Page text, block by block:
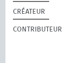
CRÉATEUR
CONTRIBUTEUR